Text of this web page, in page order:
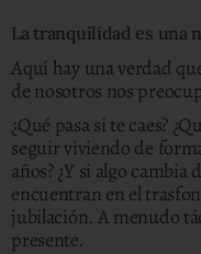
La tranquilidad es una
Aquí hay una verdad
de nosotros nos
¿Qué pasa si te caes?
seguir viviendo de
años? ¿Y si algo cambia
encuentran en el
jubilación. A menudo
presente.